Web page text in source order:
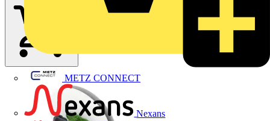
METZ CONNECT
Nexans